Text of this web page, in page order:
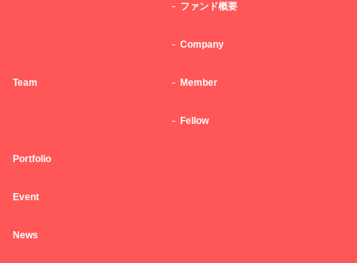
ファンド概要
Company
Team Member
Fellow
Portfolio
Event
News